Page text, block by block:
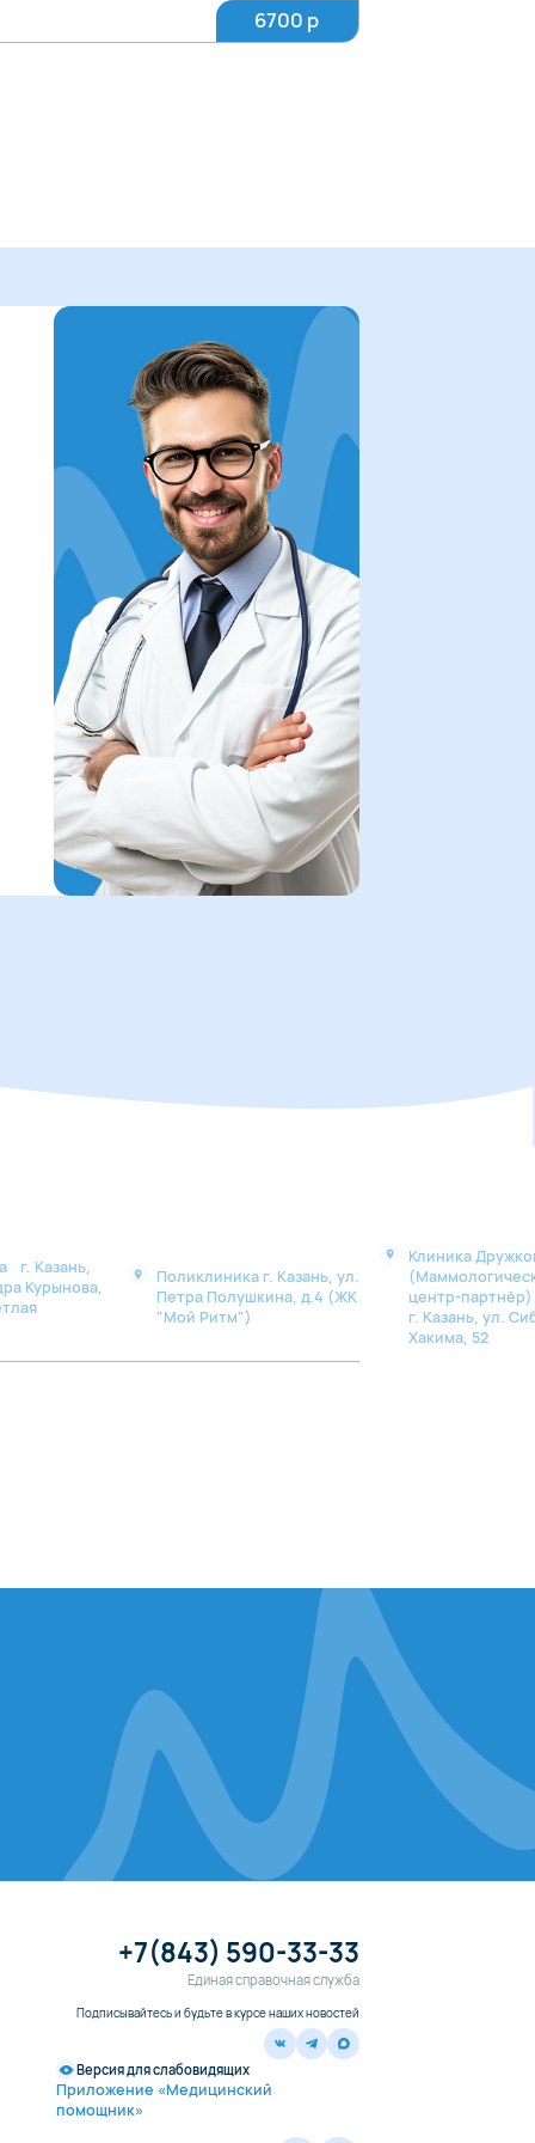
6700 р
г. Казань,
Курынова,
Поликлиника г. Казань, ул.
Петра Полушкина, д.4 (ЖК
"Мой Ритм")
Клиника
центр-
г. Казань, ул.
Хакима, 52
+7(843) 590-33-33
Единая справочная служба
Подписывайтесь и будьте в курсе наших новостей
Версия для слабовидящих
Приложение «Медицинский
помощник»